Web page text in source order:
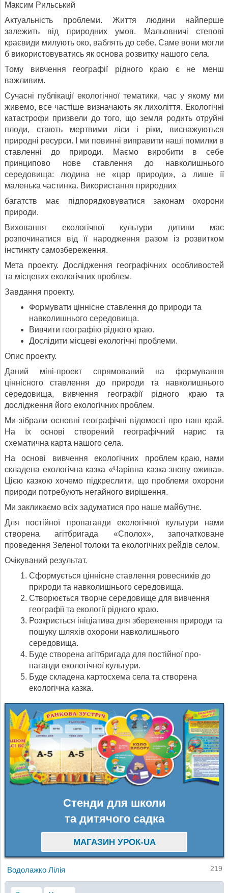
Максим Рильський
Актуальність проблеми. Життя людини найперше
залежить від природних умов. Ма­льовничі степові
краєвиди милують око, ваблять до себе. Саме вони могли
б викорис­товуватись як основа розвитку нашого села.
Тому вивчення географії рідного краю є не менш
важливим.
Сучасні публікації екологічної тематики, час у якому ми
живемо, все частіше визначають як лихоліття. Екологічні
катастрофи призвели до того, що земля родить отруйні
плоди, стають мертвими ліси і ріки, виснажуються
природні ресурси. І ми повинні виправити наші помилки в
ставленні до природи. Маємо виробити в себе
принципово нове ставлення до навколишнього
середовища: людина не «цар природи», а лише її
маленька частинка. Використання природних
багатств має підпорядковуватися законам охо­рони
природи.
Виховання екологічної культури дитини має
розпочинатися від її народження разом із роз­витком
інстинкту самозбереження.
Мета проекту. Дослідження географічних особливостей
та місцевих екологічних проблем.
Завдання проекту.
Формувати ціннісне ставлення до природи та
навколишнього середовища.
Вивчити географію рідного краю.
Дослідити місцеві екологічні проблеми.
Опис проекту.
Даний міні-проект спрямований на форму­вання
ціннісного ставлення до природи та на­вколишнього
середовища, вивчення географії рідного краю та
дослідження його екологічних проблем.
Ми зібрали основні географічні відомості про наш край.
На їх основі створений географічний нарис та
схематична карта нашого села.
На основі вивчення екологічних проблем краю, нами
складена екологічна казка «Чарівна казка знову ожива».
Цією казкою хочемо під­креслити, що проблеми охорони
природи потре­бують негайного вирішення.
Ми закликаємо всіх задуматися про наше майбутнє.
Для постійної пропаганди екологічної куль­тури нами
створена агітбригада «Сполох», запо­чатковане
проведення Зеленої толоки та еколо­гічних рейдів селом.
Очікуваний результат.
Сформується ціннісне ставлення ровесників до
природи та навколишнього середовища.
Створюється творче середовище для вивчен­ня
географії та екології рідного краю.
Розкриється ініціатива для збереження при­роди та
пошуку шляхів охорони навколиш­нього
середовища.
Буде створена агітбригада для постійної про­
паганди екологічної культури.
Буде складена картосхема села та створена
екологічна казка.
Стенди для школи
та дитячого садка
МАГАЗИН УРОК-UA
Водолажко Лілія 219